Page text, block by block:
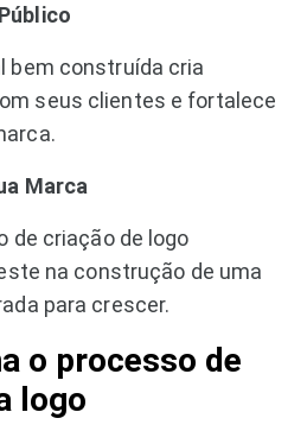
bem construída cria
seus clientes e fortalece
Marca
de criação de logo
na construção de uma
para crescer.
o processo de
logo